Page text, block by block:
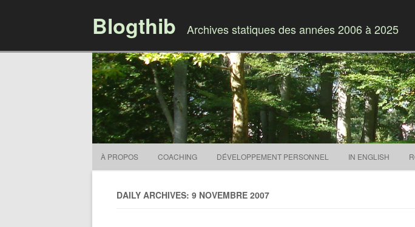
Blogthib Archives statiques des années 2006 à 2025
À PROPOS COACHING DÉVELOPPEMENT PERSONNEL IN ENGLISH
DAILY ARCHIVES: 9 NOVEMBRE 2007